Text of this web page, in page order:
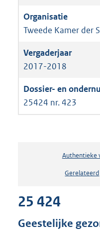
Tweede Kamer der
2017-2018
25424 nr. 423
Authentieke
Gerelateerd
25 424
Geestelijke